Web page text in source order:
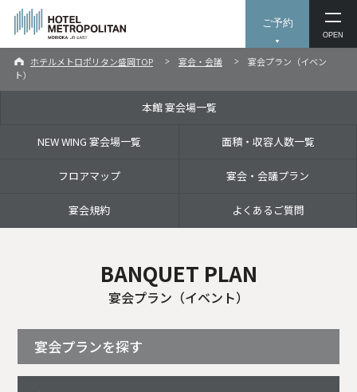
ご予約
OPEN
ホテルメトロポリタン盛岡TOP 宴会・会議
宴会プラン（イベン
ト）
本館 宴会場一覧
NEW WING 宴会場一覧 面積・収容人数一覧
フロアマップ 宴会・会議プラン
宴会規約 よくあるご質問
BANQUET PLAN
宴会プラン（イベント）
宴会プランを探す